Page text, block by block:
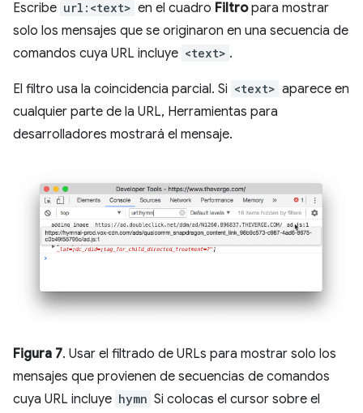
Escribe url:<text> en el cuadro Filtropara mostrar
solo los mensajes que se originaron en una secuencia de
comandos cuya URL incluye <text> .
El filtro usa la coincidencia parcial. Si <text> aparece en
cualquier parte de la URL, Herramientas para
desarrolladores mostrará el mensaje.
Figura 7. Usar el filtrado de URLs para mostrar solo los
mensajes que provienen de secuencias de comandos
cuya URL incluye hymn Si colocas el cursor sobre el